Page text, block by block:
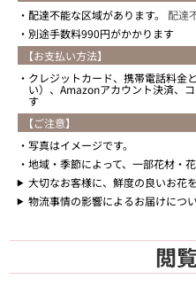
配達不能な区域があります。 配達
別途手数料990円がかかります
【お支払い方法】
クレジットカード、携帯電話料金
い）、Amazonアカウント決済、
す
【ご注意】
写真はイメージです。
地域・季節によって、一部花材・
大切なお客様に、鮮度の良いお花
物流事情の影響によるお届けにつ
閲